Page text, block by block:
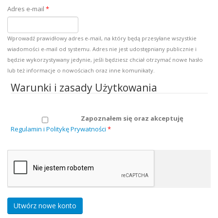
Adres e-mail *
Wprowadź prawidłowy adres e-mail, na który będą przesyłane wszystkie
wiadomości e-mail od systemu. Adres nie jest udostępniany publicznie i
będzie wykorzystywany jedynie, jeśli będziesz chciał otrzymać nowe hasło
lub też informacje o nowościach oraz inne komunikaty.
Warunki i zasady Użytkowania
Zapoznałem się oraz akceptuję
Regulamin i Politykę Prywatności *